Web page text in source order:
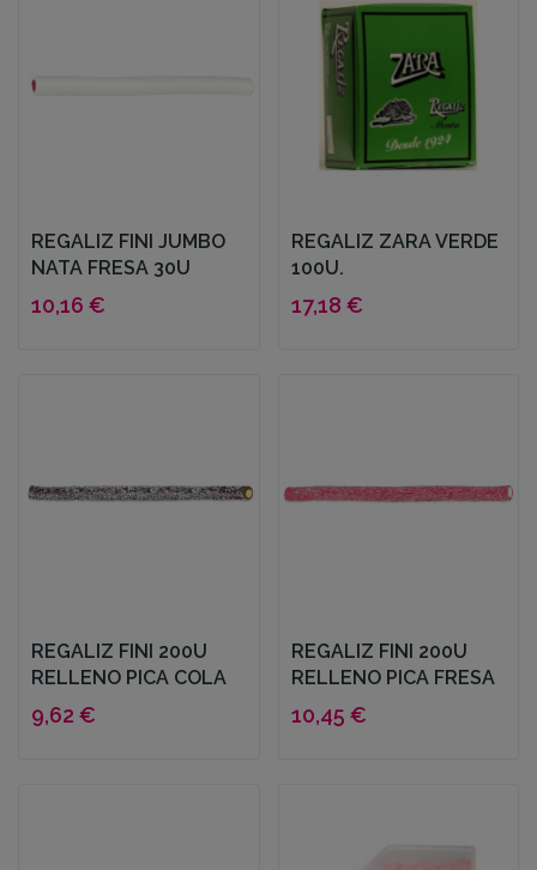
REGALIZ FINI JUMBO
NATA FRESA 30U
10,16 €
REGALIZ ZARA VERDE
100U.
17,18 €
REGALIZ FINI 200U
RELLENO PICA COLA
9,62 €
REGALIZ FINI 200U
RELLENO PICA FRESA
10,45 €